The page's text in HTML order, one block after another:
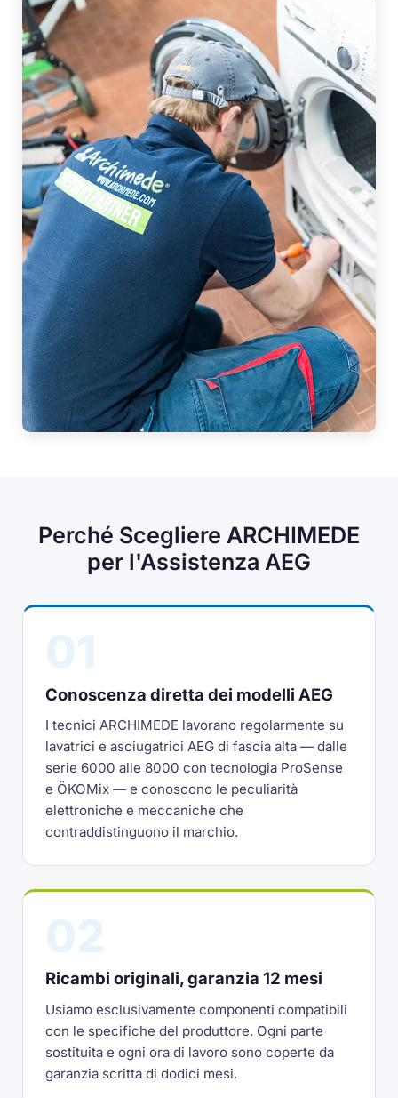
Perché Scegliere ARCHIMEDE
per l'Assistenza AEG
Conoscenza diretta dei modelli AEG
I tecnici ARCHIMEDE lavorano regolarmente su
lavatrici e asciugatrici AEG di fascia alta — dalle
serie 6000 alle 8000 con tecnologia ProSense
e ÖKOMix — e conoscono le peculiarità
elettroniche e meccaniche che
contraddistinguono il marchio.
Ricambi originali, garanzia 12 mesi
Usiamo esclusivamente componenti compatibili
con le specifiche del produttore. Ogni parte
sostituita e ogni ora di lavoro sono coperte da
garanzia scritta di dodici mesi.